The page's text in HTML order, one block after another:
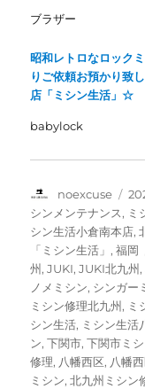
ブラザー
昭和レトロなロック
りご依頼お預かり致
店「ミシン生活」☆
babylock
投
稿
者
noexcuse
投
稿
日:
シンメンテナンス, ミ
シン生活小倉南本店,
「ミシン生活」,福岡
州,JUKI,JUKI北九州,
ノメミシン, シンガー
ミシン修理北九州, ミ
シン生活, ミシン生活
ン,下関市,下関市ミ
修理, 八幡西区, 八幡
ミシン,北九州ミシン